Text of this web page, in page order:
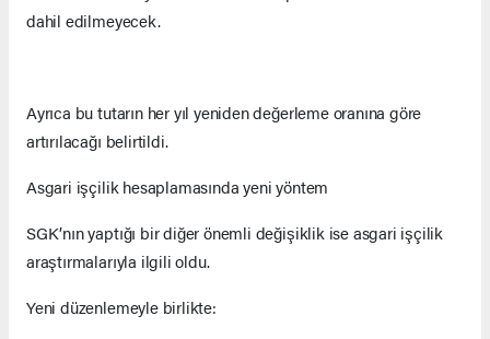
dahil edilmeyecek.
Ayrıca bu tutarın her yıl yeniden değerleme oranına göre
artırılacağı belirtildi.
Asgari işçilik hesaplamasında yeni yöntem
SGK’nın yaptığı bir diğer önemli değişiklik ise asgari işçilik
araştırmalarıyla ilgili oldu.
Yeni düzenlemeyle birlikte: